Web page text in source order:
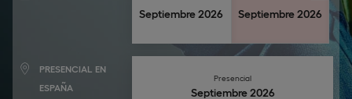
Septiembre 2026 Septiembre 2026
PRESENCIAL EN
ESPAÑA
Presencial
septiembre 2026